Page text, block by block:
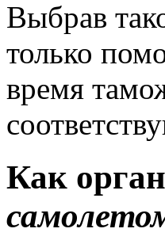
Выбрав
только
время
Как